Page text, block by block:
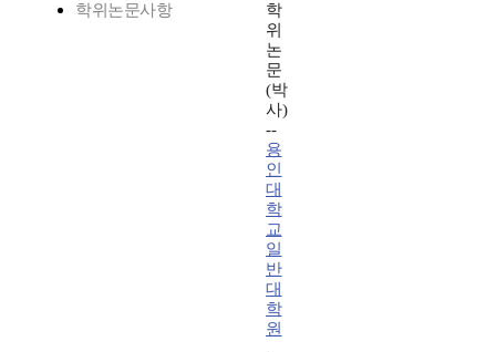
학위논문사항
학
위
논
문
(박
사)
--
용
인
대
학
교
일
반
대
학
원